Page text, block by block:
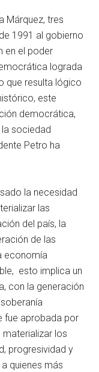
Márquez, tres
1991 al gobierno
en el poder
lograda
que resulta lógico
este
democrática,
sociedad
Petro ha
la necesidad
las
del país, la
de las
economía
esto implica un
con la generación
fue aprobada por
materializar los
progresividad y
quienes más